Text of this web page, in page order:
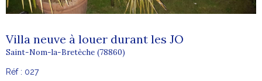
Villa neuve à louer durant les JO
Saint-Nom-la-Bretèche (78860)
Réf : 027